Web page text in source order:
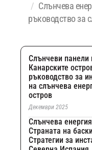
Слънчева
ръководство за
Слънчеви панели
Канарските
ръководство за
на слънчева
остров
Декември 2025
Слънчева
Страната на
Стратегии за